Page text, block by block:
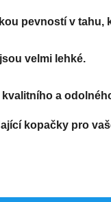
pevností v
velmi lehké.
a
kopačky pro